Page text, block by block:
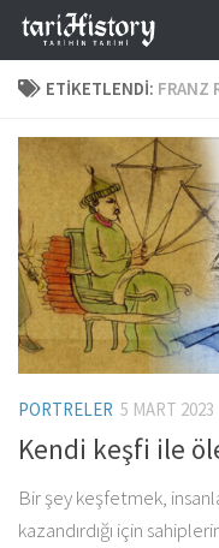
Skip to content
ETIKETLENDI: FRANZ
PORTRELER 5 MART 2023
Kendi keşfi ile
Bir şey keşfetmek,
kazandırdığı için